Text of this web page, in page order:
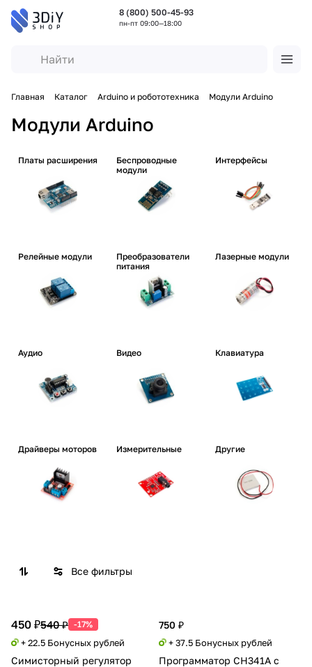
8 (800) 500-45-93
пн-пт 09:00—18:00
Главная Каталог Arduino и робототехника Модули Arduino
Модули Arduino
Платы расширения
Беспроводные
модули
Интерфейсы
Релейные модули
Преобразователи
питания
Лазерные модули
Аудио Видео Клавиатура
Драйверы моторов Измерительные Другие
Все фильтры
450 ₽540 ₽ -17%
+ 22.5 Бонусных рублей
Симисторный регулятор
750 ₽
+ 37.5 Бонусных рублей
Программатор CH341A с